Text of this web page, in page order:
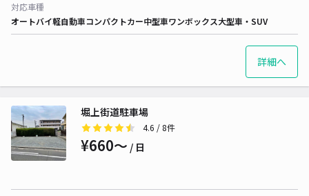
対応車種
オートバイ軽自動車コンパクトカー中型車ワンボックス大型車・SUV
詳細へ
堀上街道駐車場
4.6 / 8件
¥660〜 / 日